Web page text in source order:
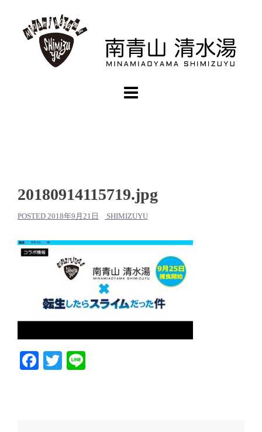
20180914115719.jpg
POSTED 2018年9月21日 SHIMIZUYU
Facebook
Twitter